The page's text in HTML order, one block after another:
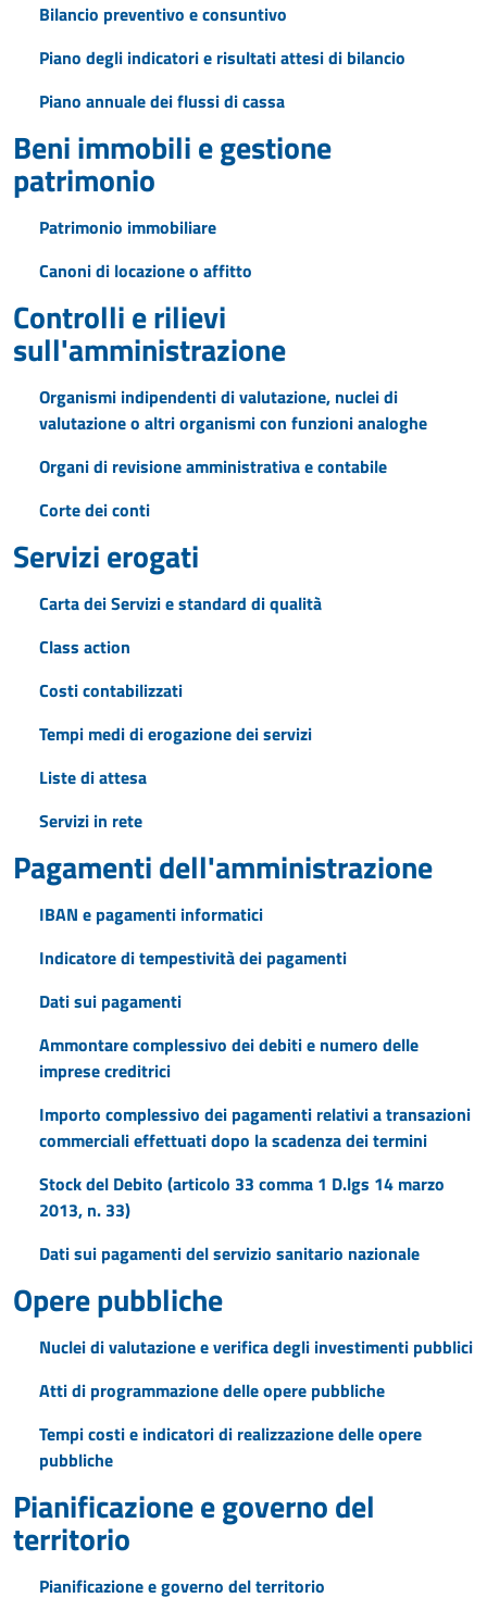
Bilancio preventivo e consuntivo
Piano degli indicatori e risultati attesi di bilancio
Piano annuale dei flussi di cassa
Beni immobili e gestione
patrimonio
Patrimonio immobiliare
Canoni di locazione o affitto
Controlli e rilievi
sull'amministrazione
Organismi indipendenti di valutazione, nuclei di
valutazione o altri organismi con funzioni analoghe
Organi di revisione amministrativa e contabile
Corte dei conti
Servizi erogati
Carta dei Servizi e standard di qualità
Class action
Costi contabilizzati
Tempi medi di erogazione dei servizi
Liste di attesa
Servizi in rete
Pagamenti dell'amministrazione
IBAN e pagamenti informatici
Indicatore di tempestività dei pagamenti
Dati sui pagamenti
Ammontare complessivo dei debiti e numero delle
imprese creditrici
Importo complessivo dei pagamenti relativi a transazioni
commerciali effettuati dopo la scadenza dei termini
Stock del Debito (articolo 33 comma 1 D.lgs 14 marzo
2013, n. 33)
Dati sui pagamenti del servizio sanitario nazionale
Opere pubbliche
Nuclei di valutazione e verifica degli investimenti pubblici
Atti di programmazione delle opere pubbliche
Tempi costi e indicatori di realizzazione delle opere
pubbliche
Pianificazione e governo del
territorio
Pianificazione e governo del territorio